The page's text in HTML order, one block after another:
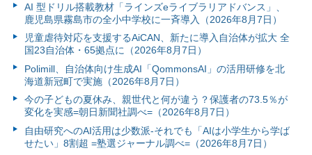
AI 型ドリル搭載教材「ラインズeライブラリアドバンス」、
鹿児島県霧島市の全小中学校に一斉導入（2026年8月7日）
児童虐待対応を支援するAiCAN、新たに導入自治体が拡大 全
国23自治体・65拠点に（2026年8月7日）
Polimill、自治体向け生成AI「QommonsAI」の活用研修を北
海道新冠町で実施（2026年8月7日）
今の子どもの夏休み、親世代と何が違う？保護者の73.5％が
変化を実感=朝日新聞社調べ=（2026年8月7日）
自由研究へのAI活用は少数派-それでも「AIは小学生から学ば
せたい」8割超 =塾選ジャーナル調べ=（2026年8月7日）